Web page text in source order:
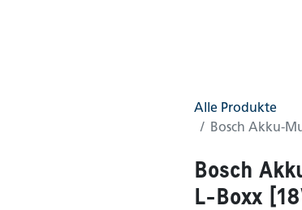
Alle Produkte
Bosch Akku-
Bosch
L-Boxx